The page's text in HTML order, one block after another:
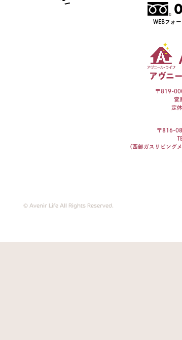
WEBフォ
アヴニ
〒819-
営
定
〒816-
（西部ガスリビング
© Avenir Life All Rights Reserved.